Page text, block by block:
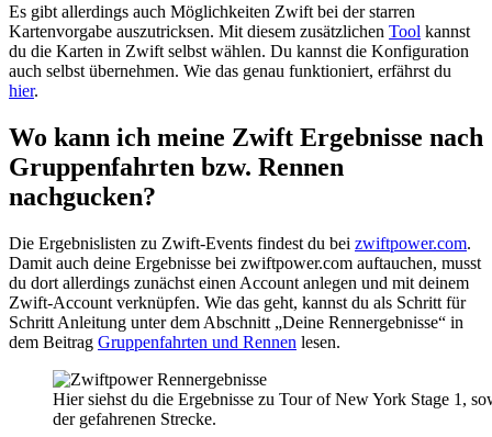
Es gibt allerdings auch Möglichkeiten Zwift bei der starren
Kartenvorgabe auszutricksen. Mit diesem zusätzlichen Tool kannst
du die Karten in Zwift selbst wählen. Du kannst die Konfiguration
auch selbst übernehmen. Wie das genau funktioniert, erfährst du
hier.
Wo kann ich meine Zwift Ergebnisse nach
Gruppenfahrten bzw. Rennen
nachgucken?
Die Ergebnislisten zu Zwift-Events findest du bei zwiftpower.com.
Damit auch deine Ergebnisse bei zwiftpower.com auftauchen, musst
du dort allerdings zunächst einen Account anlegen und mit deinem
Zwift-Account verknüpfen. Wie das geht, kannst du als Schritt für
Schritt Anleitung unter dem Abschnitt „Deine Rennergebnisse“ in
dem Beitrag Gruppenfahrten und Rennen lesen.
Hier siehst du die Ergebnisse zu Tour of New York Stage 1,
der gefahrenen Strecke.